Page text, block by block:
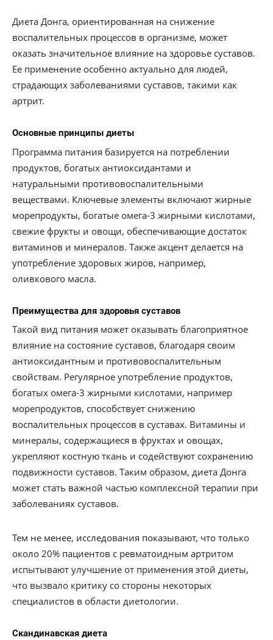
Диета Донга, ориентированная на снижение
воспалительных процессов в организме, может
оказать значительное влияние на здоровье суставов.
Ее применение особенно актуально для людей,
страдающих заболеваниями суставов, такими как
артрит.
Основные принципы диеты
Программа питания базируется на потреблении
продуктов, богатых антиоксидантами и
натуральными противовоспалительными
веществами. Ключевые элементы включают жирные
морепродукты, богатые омега-3 жирными кислотами,
свежие фрукты и овощи, обеспечивающие достаток
витаминов и минералов. Также акцент делается на
употребление здоровых жиров, например,
оливкового масла.
Преимущества для здоровья суставов
Такой вид питания может оказывать благоприятное
влияние на состояние суставов, благодаря своим
антиоксидантным и противовоспалительным
свойствам. Регулярное употребление продуктов,
богатых омега-3 жирными кислотами, например
морепродуктов, способствует снижению
воспалительных процессов в суставах. Витамины и
минералы, содержащиеся в фруктах и овощах,
укрепляют костную ткань и содействуют сохранению
подвижности суставов. Таким образом, диета Донга
может стать важной частью комплексной терапии при
заболеваниях суставов.
Тем не менее, исследования показывают, что только
около 20% пациентов с ревматоидным артритом
испытывают улучшение от применения этой диеты,
что вызвало критику со стороны некоторых
специалистов в области диетологии.
Скандинавская диета